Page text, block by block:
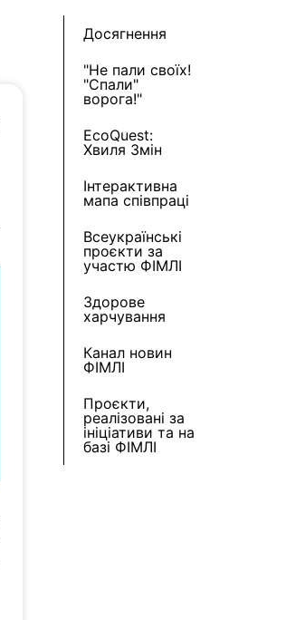
Досягнення
"Не пали своїх!
"Спали"
ворога!"
EcoQuest:
Хвиля Змін
Інтерактивна
мапа співпраці
Всеукраїнські
проєкти за
участю ФІМЛІ
Здорове
харчування
Канал новин
ФІМЛІ
Проєкти,
реалізовані за
ініціативи та на
базі ФІМЛІ